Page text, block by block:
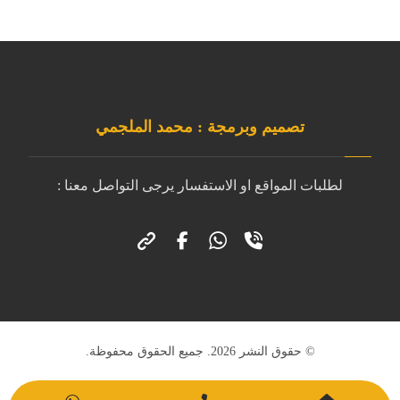
لطلبات المواقع او الاستفسار يرجى التواصل معنا :
تصميم وبرمجة : محمد الملجمي